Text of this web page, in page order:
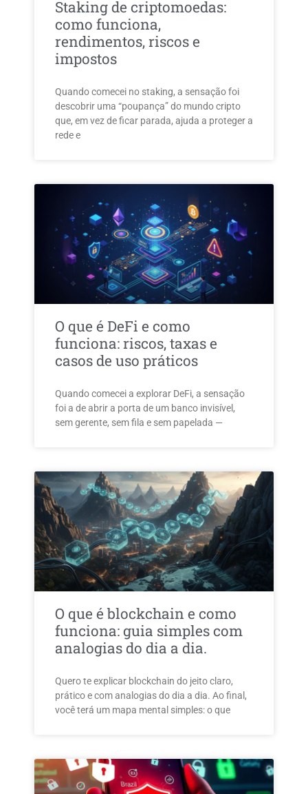
Staking de criptomoedas:
como funciona,
rendimentos, riscos e
impostos
Quando comecei no staking, a sensação foi
descobrir uma “poupança” do mundo cripto
que, em vez de ficar parada, ajuda a proteger a
rede e
O que é DeFi e como
funciona: riscos, taxas e
casos de uso práticos
Quando comecei a explorar DeFi, a sensação
foi a de abrir a porta de um banco invisível,
sem gerente, sem fila e sem papelada —
O que é blockchain e como
funciona: guia simples com
analogias do dia a dia.
Quero te explicar blockchain do jeito claro,
prático e com analogias do dia a dia. Ao final,
você terá um mapa mental simples: o que